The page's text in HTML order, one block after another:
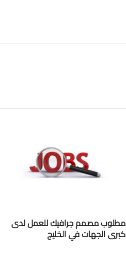
مطلوب مصمم جرافيك للعمل لدى
كبرى الجهات في الخليج